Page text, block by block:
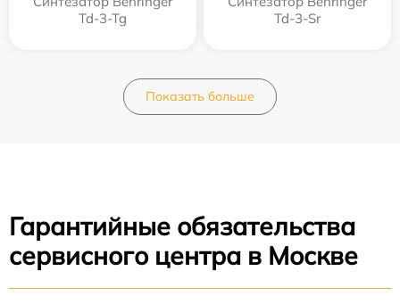
Td-3-Tg
Td-3-Sr
Показать больше
Гарантийные обязательства
сервисного центра в Москве